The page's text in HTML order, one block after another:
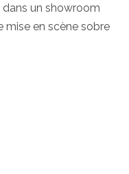
un showroom
mise en scène sobre